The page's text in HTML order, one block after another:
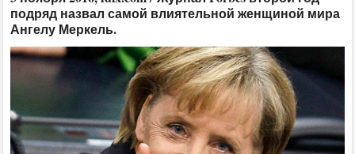
подряд назвал самой влиятельной женщиной мира
Ангелу Меркель.